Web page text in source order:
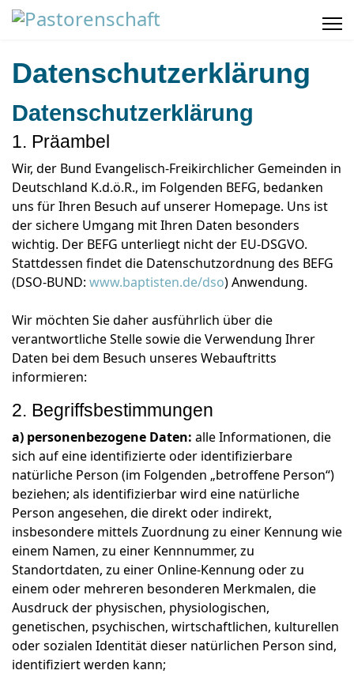
Datenschutzerklärung
Datenschutzerklärung
1. Präambel
Wir, der Bund Evangelisch-Freikirchlicher Gemeinden in
Deutschland K.d.ö.R., im Folgenden BEFG, bedanken
uns für Ihren Besuch auf unserer Homepage. Uns ist
der sichere Umgang mit Ihren Daten besonders
wichtig. Der BEFG unterliegt nicht der EU-DSGVO.
Stattdessen findet die Datenschutzordnung des BEFG
(DSO-BUND: www.baptisten.de/dso) Anwendung.
Wir möchten Sie daher ausführlich über die
verantwortliche Stelle sowie die Verwendung Ihrer
Daten bei dem Besuch unseres Webauftritts
informieren:
2. Begriffsbestimmungen
a) personenbezogene Daten: alle Informationen, die
sich auf eine identifizierte oder identifizierbare
natürliche Person (im Folgenden „betroffene Person“)
beziehen; als identifizierbar wird eine natürliche
Person angesehen, die direkt oder indirekt,
insbesondere mittels Zuordnung zu einer Kennung wie
einem Namen, zu einer Kennnummer, zu
Standortdaten, zu einer Online-Kennung oder zu
einem oder mehreren besonderen Merkmalen, die
Ausdruck der physischen, physiologischen,
genetischen, psychischen, wirtschaftlichen, kulturellen
oder sozialen Identität dieser natürlichen Person sind,
identifiziert werden kann;